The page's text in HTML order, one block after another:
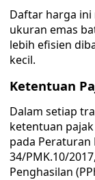
Daftar harga
ukuran emas
lebih efisien
kecil.
Ketentuan
Dalam setiap
ketentuan
pada Peraturan
34/PMK.10/
Penghasilan